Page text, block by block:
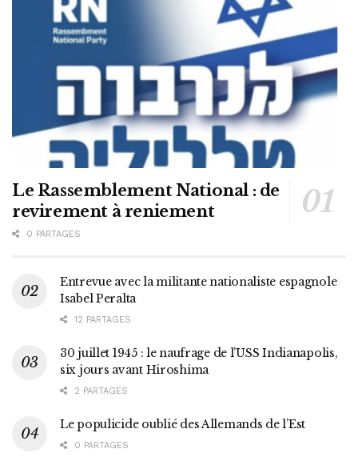
Le Rassemblement National : de
revirement à reniement
0 PARTAGES
Entrevue avec la militante nationaliste espagnole
Isabel Peralta
12 PARTAGES
30 juillet 1945 : le naufrage de l’USS Indianapolis,
six jours avant Hiroshima
2 PARTAGES
Le populicide oublié des Allemands de l’Est
0 PARTAGES